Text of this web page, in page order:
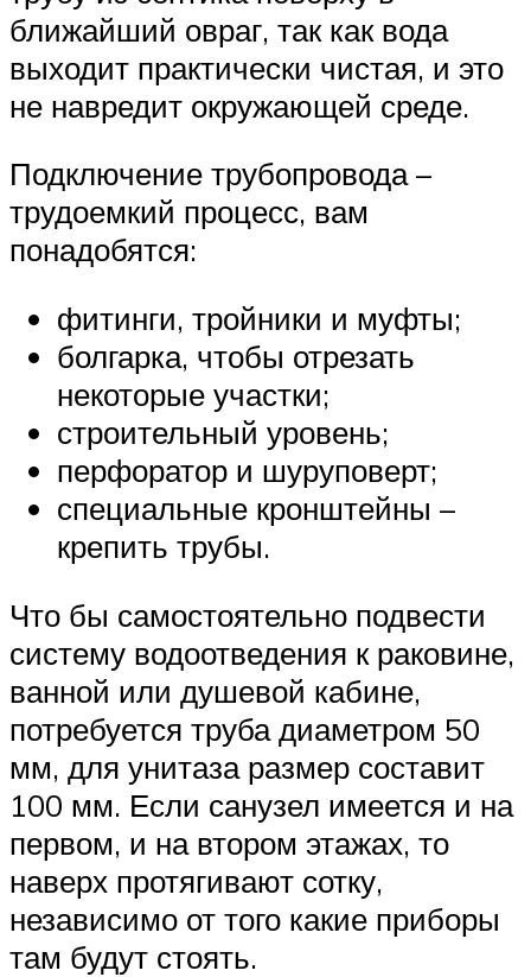
ближайший овраг, так как вода
выходит практически чистая, и это
не навредит окружающей среде.
Подключение трубопровода –
трудоемкий процесс, вам
понадобятся:
фитинги, тройники и муфты;
болгарка, чтобы отрезать
некоторые участки;
строительный уровень;
перфоратор и шуруповерт;
специальные кронштейны –
крепить трубы.
Что бы самостоятельно подвести
систему водоотведения к раковине,
ванной или душевой кабине,
потребуется труба диаметром 50
мм, для унитаза размер составит
100 мм. Если санузел имеется и на
первом, и на втором этажах, то
наверх протягивают сотку,
независимо от того какие приборы
там будут стоять.